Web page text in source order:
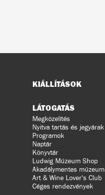
Oldaltérkép
KIÁLLÍTÁSOK
LÁTOGATÁS
Megközelítés
Nyitva tartás és jegyárak
Programok
Naptár
Könyvtár
Ludwig Múzeum Shop
Akadálymentes múzeum
Art & Wine Lover's Club
Céges rendezvények